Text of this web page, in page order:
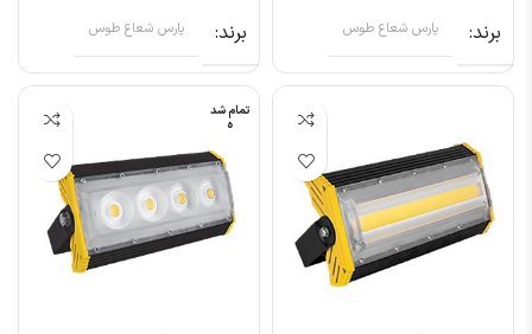
برند پارس شعاع طوس برند پارس شعاع طوس
تمام شد
ه